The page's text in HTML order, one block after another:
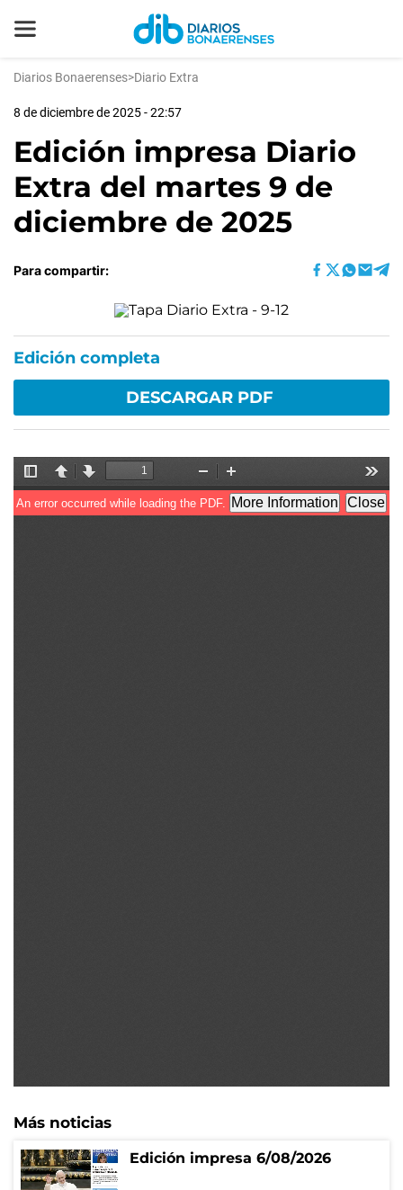
Diarios Bonaerenses>Diario Extra
8 de diciembre de 2025 - 22:57
Edición impresa Diario
Extra del martes 9 de
diciembre de 2025
Para compartir:
Edición completa
DESCARGAR PDF
Más noticias
Edición impresa 6/08/2026